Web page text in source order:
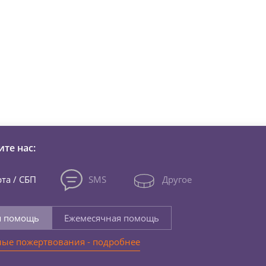
нас:
/ СБП SMS Другое
помощь
Ежемесячная помощь
пожертвования - подробнее